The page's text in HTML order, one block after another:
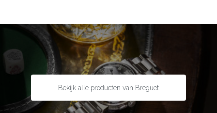
Uurwerk:
Manueel
Gangreserve:
50 uur
Complicaties:
Tweede tijdzone, dag-/nacht indicator
18 karaat roségoud
Type sluiting:
Garantie:
2 jaar
Bekijk alle producten van Breguet